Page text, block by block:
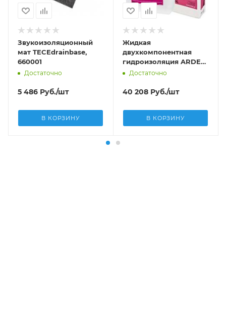
Звукоизоляционный
мат TECEdrainbase,
660001
Достаточно
5 486 Руб./шт
В КОРЗИНУ
Жидкая
двухкомпонентная
гидроизоляция ARDEX
(25кг). Готовое
Достаточно
40 208 Руб./шт
В КОРЗИНУ